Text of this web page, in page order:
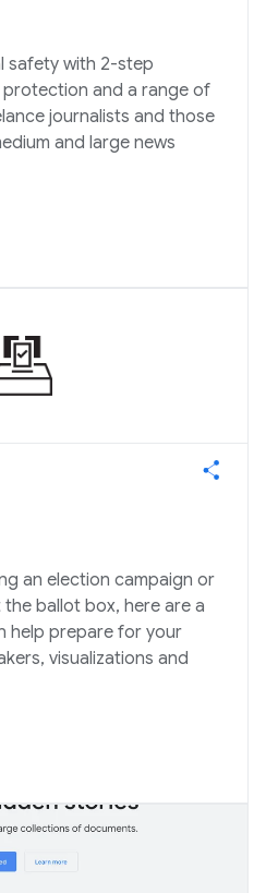
safety with 2-step
and a range of
journalists and those
and large news
an election campaign or
ballot box, here are a
help prepare for your
visualizations and